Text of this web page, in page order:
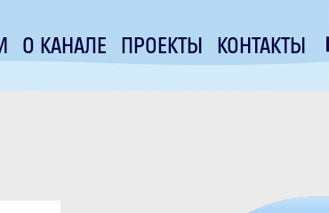
О КАНАЛЕ ПРОЕКТЫ КОНТАКТЫ